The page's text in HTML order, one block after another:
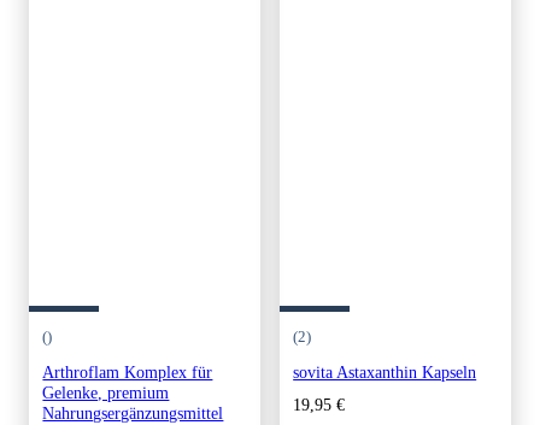
()
Arthroflam Komplex für
Gelenke, premium
Nahrungsergänzungsmittel
(2)
sovita Astaxanthin Kapseln
19,95€